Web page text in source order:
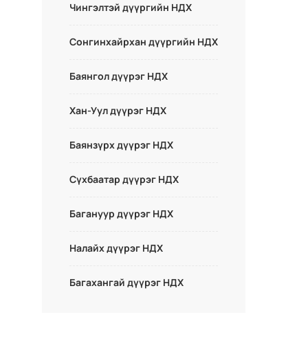
Чингэлтэй дүүргийн НДХ
Сонгинхайрхан дүүргийн НДХ
Баянгол дүүрэг НДХ
Хан-Уул дүүрэг НДХ
Баянзүрх дүүрэг НДХ
Сүхбаатар дүүрэг НДХ
Багануур дүүрэг НДХ
Налайх дүүрэг НДХ
Багахангай дүүрэг НДХ